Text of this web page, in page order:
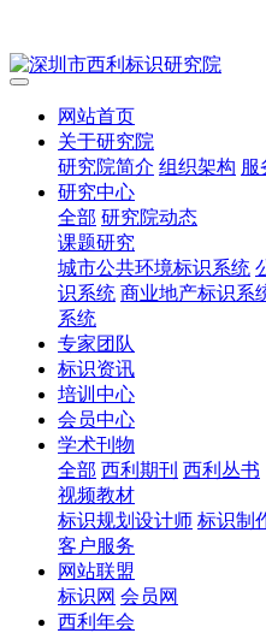
网站首页
关于研究院
研究院简介 组织架构 服
研究中心
全部 研究院动态
课题研究
城市公共环境标识系统
识系统 商业地产标识系
系统
专家团队
标识资讯
培训中心
会员中心
学术刊物
全部 西利期刊 西利丛书
视频教材
标识规划设计师 标识制
客户服务
网站联盟
标识网 会员网
西利年会